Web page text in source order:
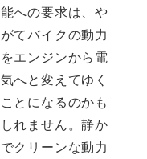
能への要求は、や
がてバイクの動力
をエンジンから電
気へと変えてゆく
ことになるのかも
しれません。静か
でクリーンな動力